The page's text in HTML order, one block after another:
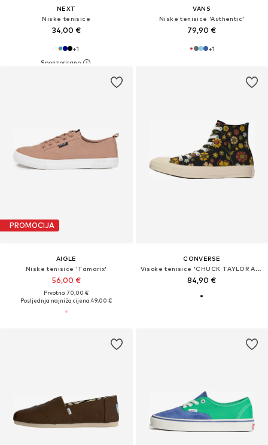
NEXT
Niske tenisice
34,00 €
+1
VANS
Niske tenisice 'Authentic'
79,90 €
+1
PROMOCIJA
AIGLE
Niske tenisice 'Tamarix'
56,00 €
Prvotno: 70,00 €
Posljednja najniža cijena:49,00 €
CONVERSE
Visoke tenisice 'CHUCK TAYLOR ALL STAR'
84,90 €